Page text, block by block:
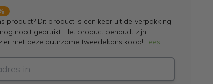
product? Dit product is een keer uit de verpakking
nooit gebruikt. Het product behoudt zijn
met deze duurzame tweedekans koop! Lees